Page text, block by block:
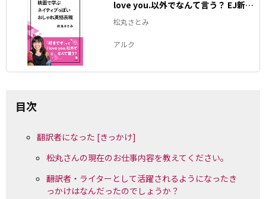
love you.以外でなんて言う？ EJ新書
(アルク ソクデジBOOKS)
松丸さとみ
アルク
目次
翻訳者になった [きっかけ]
――松丸さんの現在のお仕事内容を教えてください。
――翻訳者・ライターとして活躍されるようになったき
っかけはなんだったのでしょうか？